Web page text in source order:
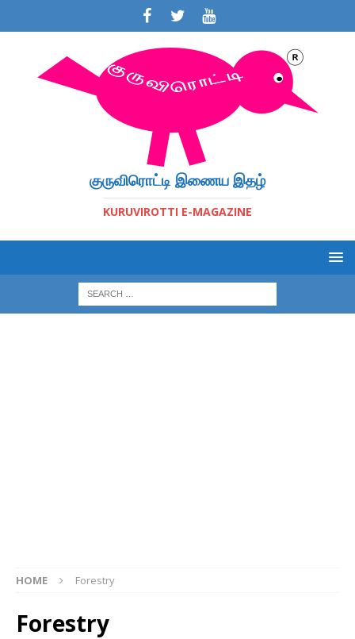
குருவிரொட்டி இணைய இதழ்
KURUVIROTTI E-MAGAZINE
HOME Forestry
Forestry